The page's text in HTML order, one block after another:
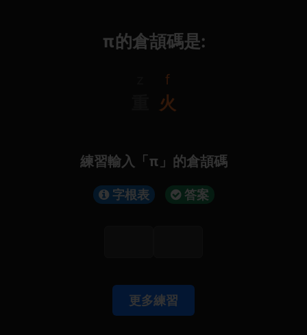
π的倉頡碼是:
f
火
練習輸入「π」的倉頡碼
字根表 答案
更多練習